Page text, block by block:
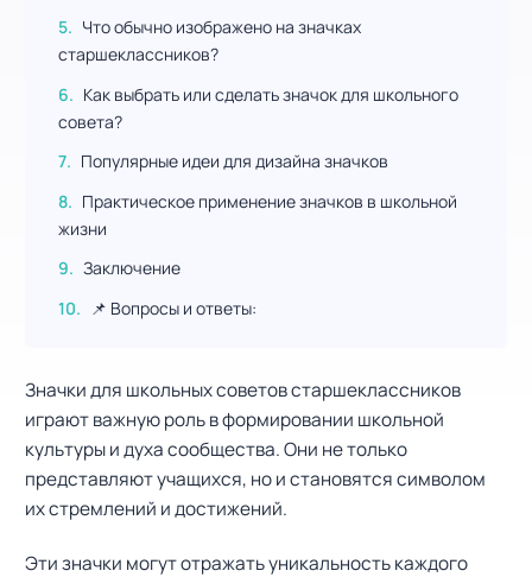
Значки для школьных советов старшеклассников
играют важную роль в формировании школьной
культуры и духа сообщества. Они не только
представляют учащихся, но и становятся символом
их стремлений и достижений.
Эти значки могут отражать уникальность каждого
Что обычно изображено на значках
старшеклассников?
Как выбрать или сделать значок для школьного
совета?
Популярные идеи для дизайна значков
Практическое применение значков в школьной
жизни
Заключение
📌 Вопросы и ответы: